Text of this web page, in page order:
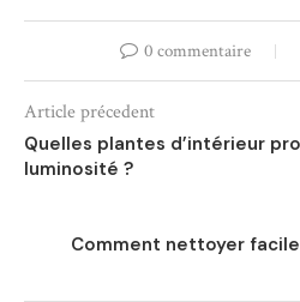
0 commentaire
Article précedent
Quelles plantes d’intérieur
luminosité ?
Comment nettoyer